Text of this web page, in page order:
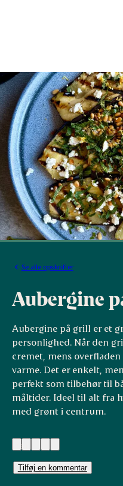
Se alle opskrifter
Aubergine
Aubergine på grill er et
personlighed. Når den
cremet, mens
varme. Det er enkelt,
perfekt som tilbehør til
måltider. Ideel til alt fra
med grønt i centrum.
(8)
Tilføj en kommentar